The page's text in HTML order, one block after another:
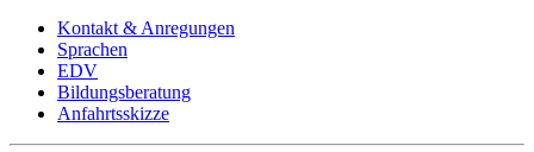
Kontakt & Anregungen
Sprachen
EDV
Bildungsberatung
Anfahrtsskizze